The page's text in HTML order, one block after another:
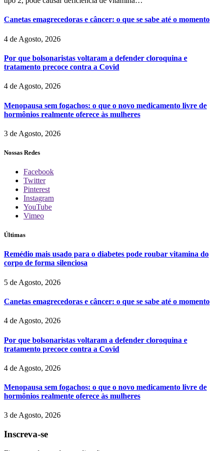
Canetas emagrecedoras e câncer: o que se sabe até o momento
4 de Agosto, 2026
Por que bolsonaristas voltaram a defender cloroquina e
tratamento precoce contra a Covid
4 de Agosto, 2026
Menopausa sem fogachos: o que o novo medicamento livre de
hormônios realmente oferece às mulheres
3 de Agosto, 2026
Nossas Redes
Facebook
Twitter
Pinterest
Instagram
YouTube
Vimeo
Últimas
Remédio mais usado para o diabetes pode roubar vitamina do
corpo de forma silenciosa
5 de Agosto, 2026
Canetas emagrecedoras e câncer: o que se sabe até o momento
4 de Agosto, 2026
Por que bolsonaristas voltaram a defender cloroquina e
tratamento precoce contra a Covid
4 de Agosto, 2026
Menopausa sem fogachos: o que o novo medicamento livre de
hormônios realmente oferece às mulheres
3 de Agosto, 2026
Inscreva-se